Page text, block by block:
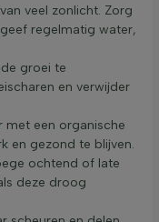
veel zonlicht. Zorg
regelmatig water,
groei te
en verwijder
met een organische
en gezond te blijven.
ochtend of late
deze droog